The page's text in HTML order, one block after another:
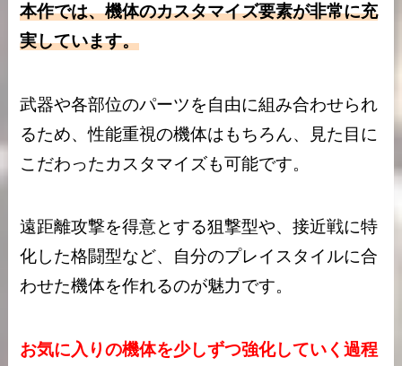
本作では、機体のカスタマイズ要素が非常に充
実しています。
武器や各部位のパーツを自由に組み合わせられ
るため、性能重視の機体はもちろん、見た目に
こだわったカスタマイズも可能です。
遠距離攻撃を得意とする狙撃型や、接近戦に特
化した格闘型など、自分のプレイスタイルに合
わせた機体を作れるのが魅力です。
お気に入りの機体を少しずつ強化していく過程